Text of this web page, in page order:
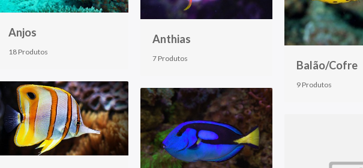
Anjos
18 Produtos
Anthias
7 Produtos
Balão/Cofre
9 Produtos